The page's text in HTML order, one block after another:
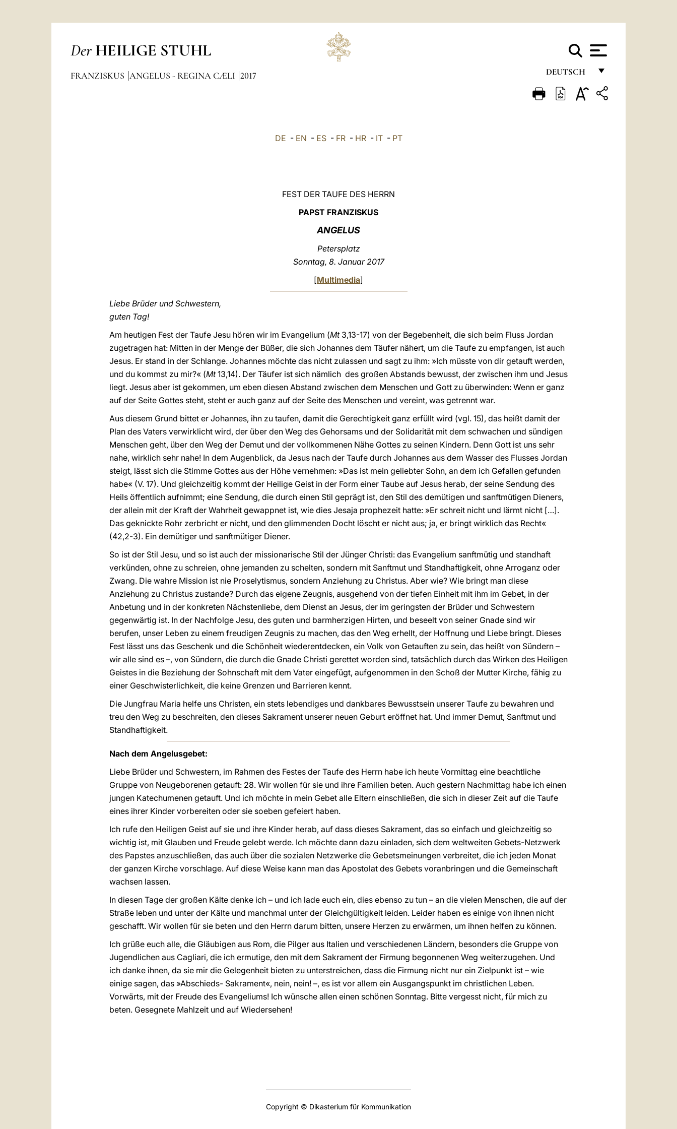
Der HEILIGE STUHL
DEUTSCH
FRANÇAIS
FRANZISKUS ANGELUS - REGINA CÆLI 2017
DE - EN - ES- FR- HR- IT- PT
FEST DER TAUFE DES HERRN
PAPST FRANZISKUS
ANGELUS
Petersplatz
Sonntag, 8. Januar 2017
[Multimedia]
Liebe Brüder und Schwestern,
guten Tag!
Am heutigen Fest der Taufe Jesu hören wir im Evangelium (Mt 3,13-17) von der Begebenheit, die sich beim Fluss Jordan
zugetragen hat: Mitten in der Menge der Büßer, die sich Johannes dem Täufer nähert, um die Taufe zu empfangen, ist auch
Jesus. Er stand in der Schlange. Johannes möchte das nicht zulassen und sagt zu ihm: »Ich müsste von dir getauft werden,
und du kommst zu mir?« (Mt13,14). Der Täufer ist sich nämlich des großen Abstands bewusst, der zwischen ihm und Jesus
liegt. Jesus aber ist gekommen, um eben diesen Abstand zwischen dem Menschen und Gott zu überwinden: Wenn er ganz
auf der Seite Gottes steht, steht er auch ganz auf der Seite des Menschen und vereint, was getrennt war.
Aus diesem Grund bittet er Johannes, ihn zu taufen, damit die Gerechtigkeit ganz erfüllt wird (vgl. 15), das heißt damit der
Plan des Vaters verwirklicht wird, der über den Weg des Gehorsams und der Solidarität mit dem schwachen und sündigen
Menschen geht, über den Weg der Demut und der vollkommenen Nähe Gottes zu seinen Kindern. Denn Gott ist uns sehr
nahe, wirklich sehr nahe! In dem Augenblick, da Jesus nach der Taufe durch Johannes aus dem Wasser des Flusses Jordan
steigt, lässt sich die Stimme Gottes aus der Höhe vernehmen: »Das ist mein geliebter Sohn, an dem ich Gefallen gefunden
habe« (V. 17). Und gleichzeitig kommt der Heilige Geist in der Form einer Taube auf Jesus herab, der seine Sendung des
Heils öffentlich aufnimmt; eine Sendung, die durch einen Stil geprägt ist, den Stil des demütigen und sanftmütigen Dieners,
der allein mit der Kraft der Wahrheit gewappnet ist, wie dies Jesaja prophezeit hatte: »Er schreit nicht und lärmt nicht […].
Das geknickte Rohr zerbricht er nicht, und den glimmenden Docht löscht er nicht aus; ja, er bringt wirklich das Recht«
(42,2-3). Ein demütiger und sanftmütiger Diener.
So ist der Stil Jesu, und so ist auch der missionarische Stil der Jünger Christi: das Evangelium sanftmütig und standhaft
verkünden, ohne zu schreien, ohne jemanden zu schelten, sondern mit Sanftmut und Standhaftigkeit, ohne Arroganz oder
Zwang. Die wahre Mission ist nie Proselytismus, sondern Anziehung zu Christus. Aber wie? Wie bringt man diese
Anziehung zu Christus zustande? Durch das eigene Zeugnis, ausgehend von der tiefen Einheit mit ihm im Gebet, in der
Anbetung und in der konkreten Nächstenliebe, dem Dienst an Jesus, der im geringsten der Brüder und Schwestern
gegenwärtig ist. In der Nachfolge Jesu, des guten und barmherzigen Hirten, und beseelt von seiner Gnade sind wir
berufen, unser Leben zu einem freudigen Zeugnis zu machen, das den Weg erhellt, der Hoffnung und Liebe bringt. Dieses
Fest lässt uns das Geschenk und die Schönheit wiederentdecken, ein Volk von Getauften zu sein, das heißt von Sündern –
wir alle sind es –, von Sündern, die durch die Gnade Christi gerettet worden sind, tatsächlich durch das Wirken des Heiligen
Geistes in die Beziehung der Sohnschaft mit dem Vater eingefügt, aufgenommen in den Schoß der Mutter Kirche, fähig zu
einer Geschwisterlichkeit, die keine Grenzen und Barrieren kennt.
Die Jungfrau Maria helfe uns Christen, ein stets lebendiges und dankbares Bewusstsein unserer Taufe zu bewahren und
treu den Weg zu beschreiten, den dieses Sakrament unserer neuen Geburt eröffnet hat. Und immer Demut, Sanftmut und
Standhaftigkeit.
Nach dem Angelusgebet:
Liebe Brüder und Schwestern, im Rahmen des Festes der Taufe des Herrn habe ich heute Vormittag eine beachtliche
Gruppe von Neugeborenen getauft: 28. Wir wollen für sie und ihre Familien beten. Auch gestern Nachmittag habe ich einen
jungen Katechumenen getauft. Und ich möchte in mein Gebet alle Eltern einschließen, die sich in dieser Zeit auf die Taufe
eines ihrer Kinder vorbereiten oder sie soeben gefeiert haben.
Ich rufe den Heiligen Geist auf sie und ihre Kinder herab, auf dass dieses Sakrament, das so einfach und gleichzeitig so
wichtig ist, mit Glauben und Freude gelebt werde. Ich möchte dann dazu einladen, sich dem weltweiten Gebets-Netzwerk
des Papstes anzuschließen, das auch über die sozialen Netzwerke die Gebetsmeinungen verbreitet, die ich jeden Monat
der ganzen Kirche vorschlage. Auf diese Weise kann man das Apostolat des Gebets voranbringen und die Gemeinschaft
wachsen lassen.
In diesen Tage der großen Kälte denke ich – und ich lade euch ein, dies ebenso zu tun – an die vielen Menschen, die auf der
Straße leben und unter der Kälte und manchmal unter der Gleichgültigkeit leiden. Leider haben es einige von ihnen nicht
geschafft. Wir wollen für sie beten und den Herrn darum bitten, unsere Herzen zu erwärmen, um ihnen helfen zu können.
Ich grüße euch alle, die Gläubigen aus Rom, die Pilger aus Italien und verschiedenen Ländern, besonders die Gruppe von
Jugendlichen aus Cagliari, die ich ermutige, den mit dem Sakrament der Firmung begonnenen Weg weiterzugehen. Und
ich danke ihnen, da sie mir die Gelegenheit bieten zu unterstreichen, dass die Firmung nicht nur ein Zielpunkt ist – wie
einige sagen, das »Abschieds- Sakrament«, nein, nein! –, es ist vor allem ein Ausgangspunkt im christlichen Leben.
Vorwärts, mit der Freude des Evangeliums! Ich wünsche allen einen schönen Sonntag. Bitte vergesst nicht, für mich zu
beten. Gesegnete Mahlzeit und auf Wiedersehen!
Copyright © Dikasterium für Kommunikation